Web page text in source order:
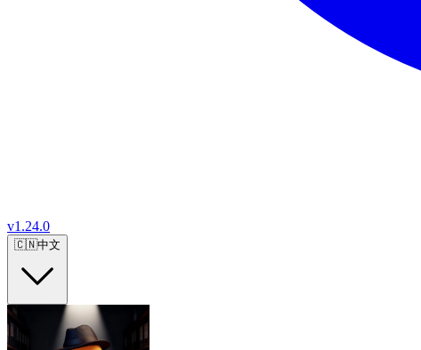
v1.24.0
🇨🇳中文